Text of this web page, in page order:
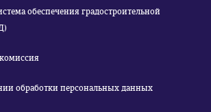
обеспечения градостроительной
обработки персональных данных